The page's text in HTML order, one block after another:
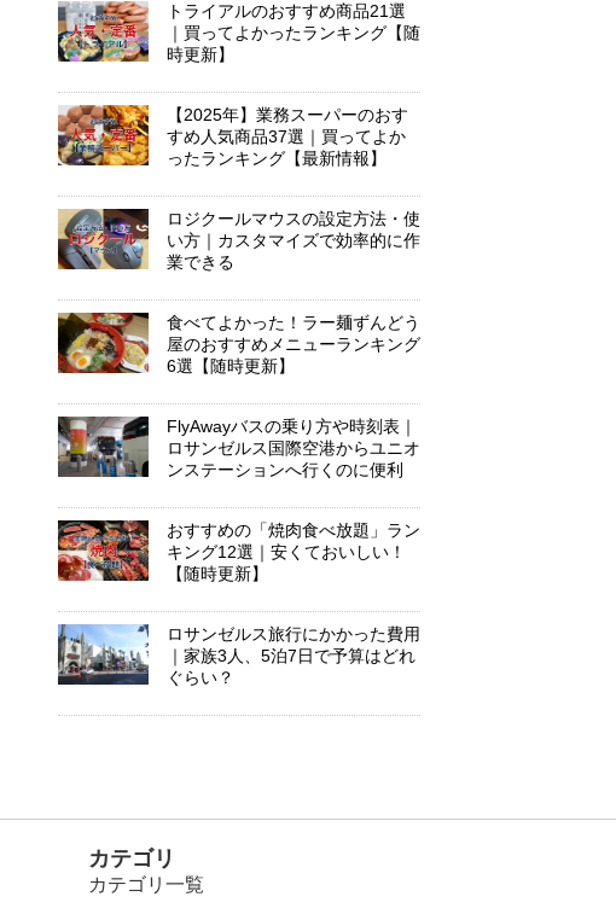
トライアルのおすすめ商品21選
｜買ってよかったランキング【随
時更新】
【2025年】業務スーパーのおす
すめ人気商品37選｜買ってよか
ったランキング【最新情報】
ロジクールマウスの設定方法・使
い方｜カスタマイズで効率的に作
業できる
食べてよかった！ラー麺ずんどう
屋のおすすめメニューランキング
6選【随時更新】
FlyAwayバスの乗り方や時刻表｜
ロサンゼルス国際空港からユニオ
ンステーションへ行くのに便利
おすすめの「焼肉食べ放題」ラン
キング12選｜安くておいしい！
【随時更新】
ロサンゼルス旅行にかかった費用
｜家族3人、5泊7日で予算はどれ
ぐらい？
カテゴリ
カテゴリ一覧